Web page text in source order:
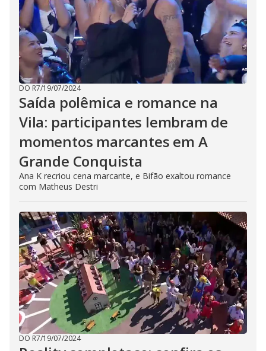
DO R7/19/07/2024
Saída polêmica e romance na
Vila: participantes lembram de
momentos marcantes em A
Grande Conquista
Ana K recriou cena marcante, e Bifão exaltou romance
com Matheus Destri
DO R7/19/07/2024